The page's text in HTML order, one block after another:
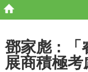
鄧家彪 : 「
展商積極考